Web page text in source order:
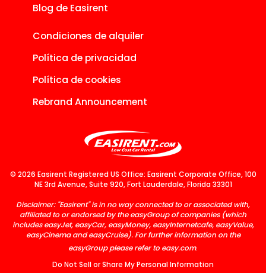
Blog de Easirent
Condiciones de alquiler
Política de privacidad
Política de cookies
Rebrand Announcement
© 2026 Easirent Registered US Office: Easirent Corporate Office, 100
NE 3rd Avenue, Suite 920, Fort Lauderdale, Florida 33301
Disclaimer: "Easirent" is in no way connected to or associated with,
affiliated to or endorsed by the easyGroup of companies (which
includes easyJet, easyCar, easyMoney, easyInternetcafe, easyValue,
easyCinema and easyCruise). For further information on the
easyGroup please refer toeasy.com.
Do Not Sell or Share My Personal Information